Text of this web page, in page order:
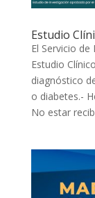
Estudio
El Servicio
Estudio
diagnóstico
o diabetes.-
No estar